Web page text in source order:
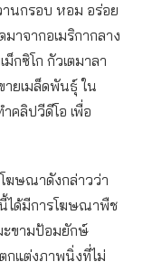
นกรอบ หอม อร่อย
าจากอเมริกากลาง
ม็กซิโก กัวเตมาลา
ายเมล็ดพันธุ์ ใน
คลิปวีดีโอ เพื่อ
โฆษณาดังกล่าวว่า
ได้มีการโฆษณาพืช
ะขามป้อมยักษ์
กแต่งภาพนิ่งที่ไม่